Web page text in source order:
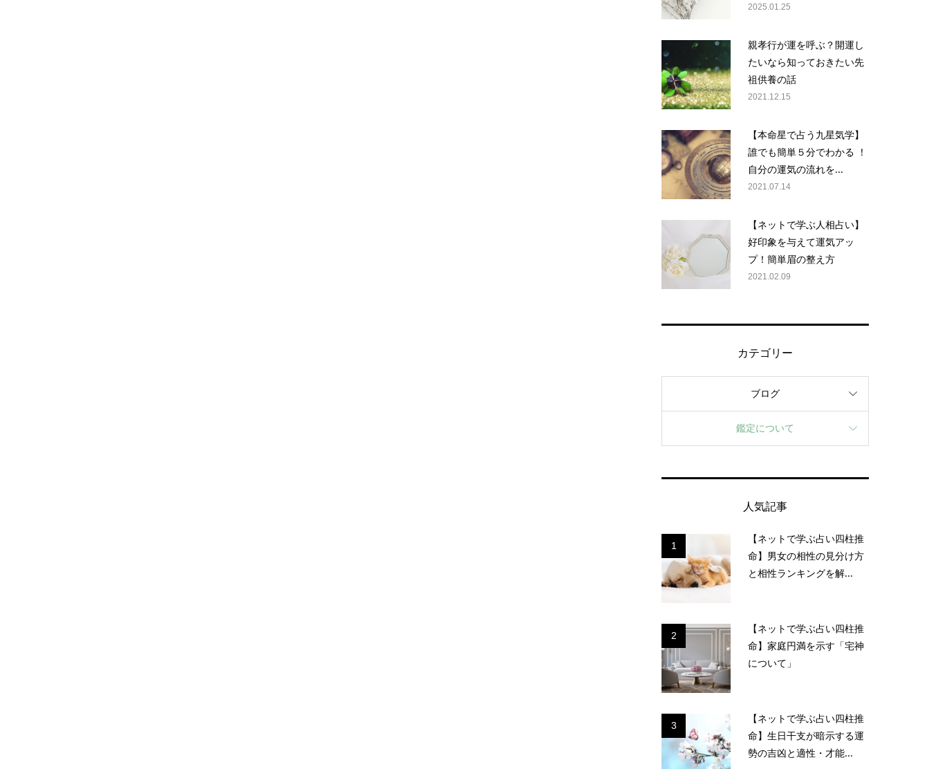
2025.01.25
親孝行が運を呼ぶ？開運し
たいなら知っておきたい先
祖供養の話
2021.12.15
【本命星で占う九星気学】
誰でも簡単５分でわかる ！
自分の運気の流れを...
2021.07.14
【ネットで学ぶ人相占い】
好印象を与えて運気アッ
プ！簡単眉の整え方
2021.02.09
カテゴリー
ブログ
鑑定について
人気記事
1
【ネットで学ぶ占い四柱推
命】男女の相性の見分け方
と相性ランキングを解...
2
【ネットで学ぶ占い四柱推
命】家庭円満を示す「宅神
について」
3
【ネットで学ぶ占い四柱推
命】生日干支が暗示する運
勢の吉凶と適性・才能...